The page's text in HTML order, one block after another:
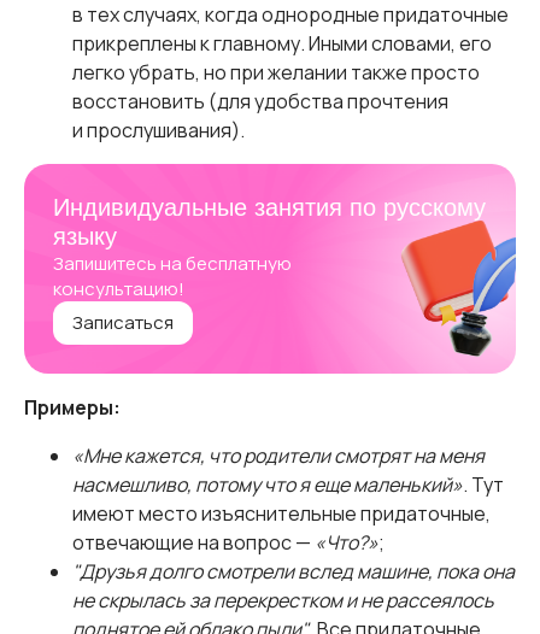
в тех случаях, когда однородные придаточные
прикреплены к главному. Иными словами, его
легко убрать, но при желании также просто
восстановить (для удобства прочтения
и прослушивания).
Индивидуальные занятия по русскому
языку
Запишитесь на бесплатную
консультацию!
Записаться
Примеры:
«Мне кажется, что родители смотрят на меня
насмешливо, потому что я еще маленький». Тут
имеют место изъяснительные придаточные,
отвечающие на вопрос — «Что?»;
"Друзья долго смотрели вслед машине, пока она
не скрылась за перекрестком и не рассеялось